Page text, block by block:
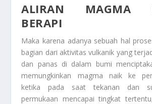
ALIRAN MAGMA
BERAPI
Maka karena adanya sebuah hal
bagian dari aktivitas vulkanik yang
dan panas di dalam bumi
memungkinkan magma naik ke
ketika pada saat tekanan dan
permukaan mencapai tingkat